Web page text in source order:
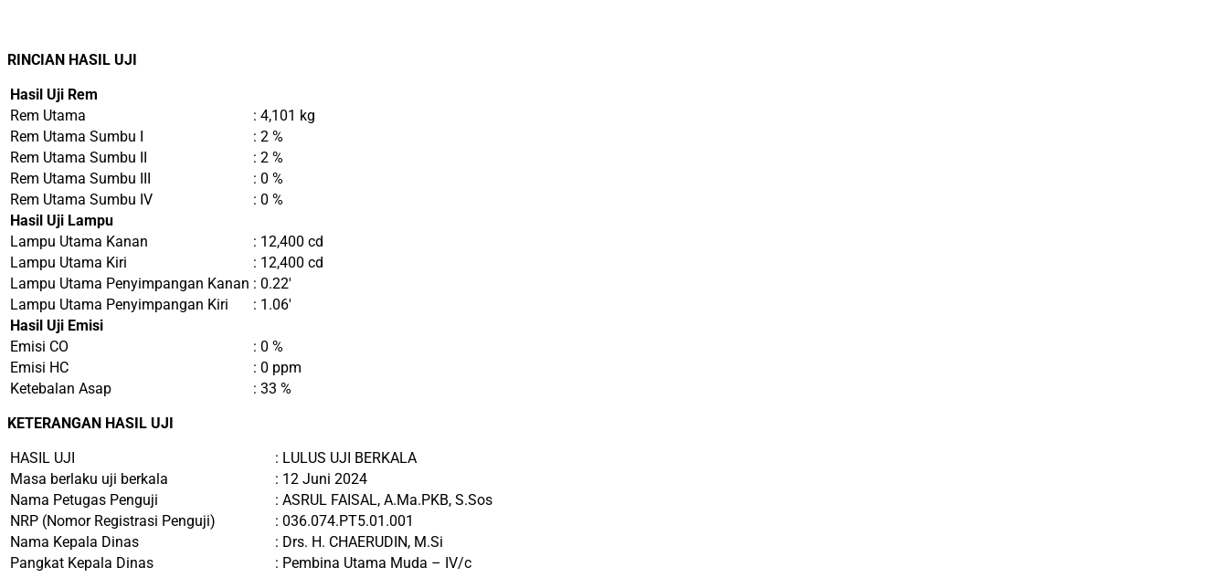
RINCIAN HASIL UJI
Hasil Uji Rem
Rem Utama
: 4,101 kg
Rem Utama Sumbu I
: 2 %
Rem Utama Sumbu II
: 2 %
Rem Utama Sumbu III
: 0 %
Rem Utama Sumbu IV
: 0 %
Hasil Uji Lampu
Lampu Utama Kanan
: 12,400 cd
Lampu Utama Kiri
: 12,400 cd
Lampu Utama Penyimpangan Kanan : 0.22′
Lampu Utama Penyimpangan Kiri
: 1.06′
Hasil Uji Emisi
Emisi CO
: 0 %
Emisi HC
: 0 ppm
Ketebalan Asap
: 33 %
KETERANGAN HASIL UJI
HASIL UJI
: LULUS UJI BERKALA
Masa berlaku uji berkala
: 12 Juni 2024
Nama Petugas Penguji
: ASRUL FAISAL, A.Ma.PKB, S.Sos
NRP (Nomor Registrasi Penguji)
: 036.074.PT5.01.001
Nama Kepala Dinas
: Drs. H. CHAERUDIN, M.Si
Pangkat Kepala Dinas
: Pembina Utama Muda – IV/c